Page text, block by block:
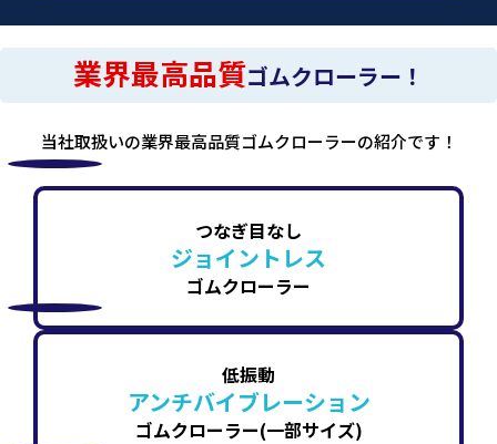
業界最高品質ゴムクローラー！
当社取扱いの業界最高品質ゴムクローラーの紹介です！
つなぎ目なし
ジョイントレス
ゴムクローラー
低振動
アンチバイブレーション
ゴムクローラー(一部サイズ)